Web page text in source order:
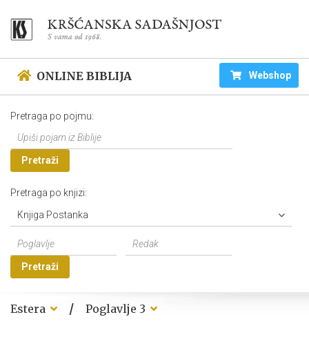
ONLINE BIBLIJA Webshop
Pretraga po pojmu:
Pretraži
Pretraga po knjizi:
Knjiga Postanka
Pretraži
Estera / Poglavlje 3